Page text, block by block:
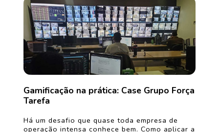
Gamificação na prática: Case Grupo Força
Tarefa
Há um desafio que quase toda empresa de
operação intensa conhece bem. Como aplicar a